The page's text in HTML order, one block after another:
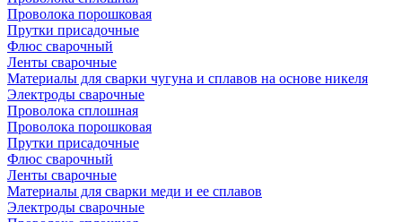
Проволока порошковая
Прутки присадочные
Флюс сварочный
Ленты сварочные
Материалы для сварки чугуна и сплавов на основе никеля
Электроды сварочные
Проволока сплошная
Проволока порошковая
Прутки присадочные
Флюс сварочный
Ленты сварочные
Материалы для сварки меди и ее сплавов
Электроды сварочные